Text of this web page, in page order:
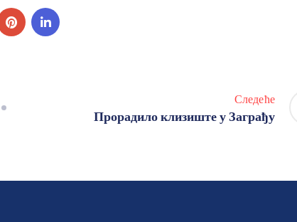
Следеће
Прорадило клизиште у Заграђу